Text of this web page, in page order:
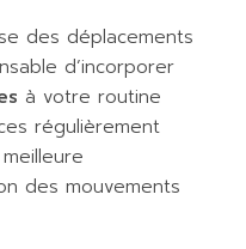
des déplacements
d’incorporer
à votre routine
régulièrement
des mouvements